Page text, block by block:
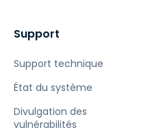
Support
Support technique
État du système
Divulgation des
vulnérabilités